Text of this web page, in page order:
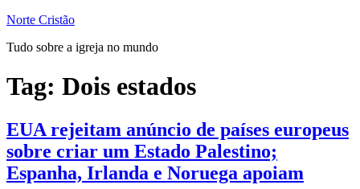
Pular
o
Norte Cristão
Tudo sobre a igreja no mundo
Tag: Dois estados
EUA rejeitam anúncio de países europeus
sobre criar um Estado Palestino;
Espanha, Irlanda e Noruega apoiam